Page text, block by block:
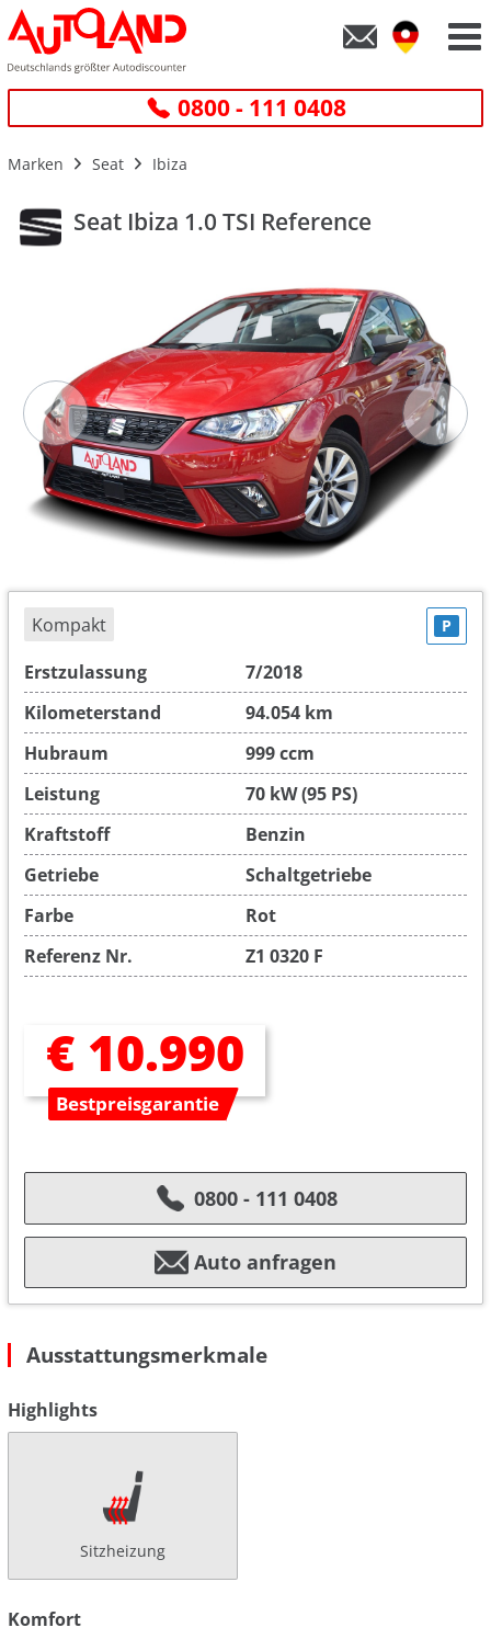
0800 - 111 0408
Marken Seat Ibiza
Seat Ibiza 1.0 TSI Reference
Kompakt P
Erstzulassung
7/2018
Kilometerstand
94.054 km
Hubraum
999 ccm
Leistung
70 kW (95 PS)
Kraftstoff
Benzin
Getriebe
Schaltgetriebe
Farbe
Rot
Referenz Nr.
Z1 0320 F
€ 10.990
Bestpreisgarantie
0800 - 111 0408
Auto anfragen
Ausstattungsmerkmale
Highlights
Sitzheizung
Komfort